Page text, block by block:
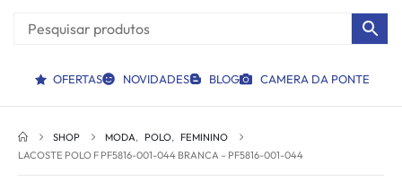
OFERTAS NOVIDADES BLOG CAMERA DA PONTE
SHOP MODA, POLO, FEMININO
LACOSTE POLO F PF5816-001-044 BRANCA – PF5816-001-044